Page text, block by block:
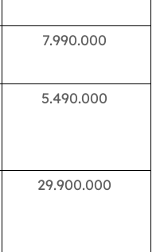
7.990.000
5.490.000
29.900.000